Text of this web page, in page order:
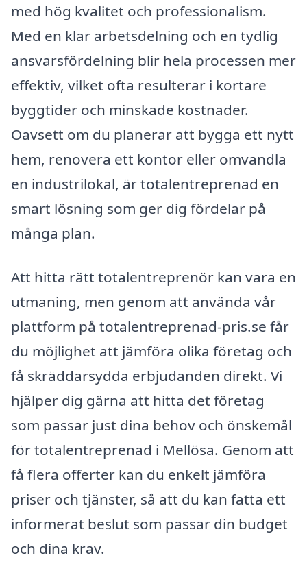
med hög kvalitet och professionalism.
Med en klar arbetsdelning och en tydlig
ansvarsfördelning blir hela processen mer
effektiv, vilket ofta resulterar i kortare
byggtider och minskade kostnader.
Oavsett om du planerar att bygga ett nytt
hem, renovera ett kontor eller omvandla
en industrilokal, är totalentreprenad en
smart lösning som ger dig fördelar på
många plan.
Att hitta rätt totalentreprenör kan vara en
utmaning, men genom att använda vår
plattform på totalentreprenad-pris.se får
du möjlighet att jämföra olika företag och
få skräddarsydda erbjudanden direkt. Vi
hjälper dig gärna att hitta det företag
som passar just dina behov och önskemål
för totalentreprenad i Mellösa. Genom att
få flera offerter kan du enkelt jämföra
priser och tjänster, så att du kan fatta ett
informerat beslut som passar din budget
och dina krav.